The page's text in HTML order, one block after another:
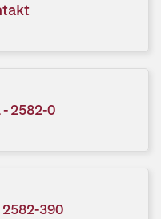
- 2582-0
2582-390